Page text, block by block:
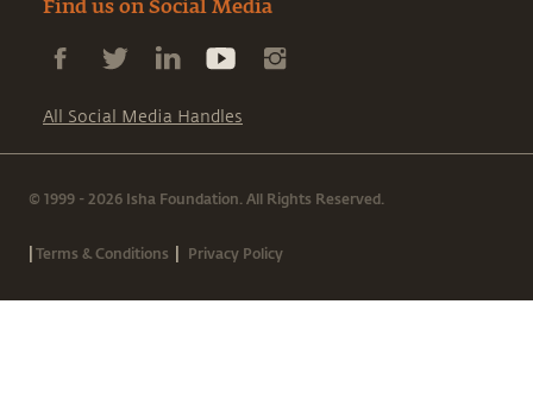
Find us on Social Media
All Social Media Handles
© 1999 - 2026 Isha Foundation. All Rights Reserved.
|Terms & Conditions | Privacy Policy